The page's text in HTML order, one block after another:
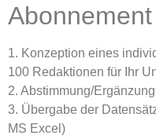
1. Konzeption eines
100 Redaktionen für Ihr
2. Abstimmung/Ergänzung
3. Übergabe der
MS Excel)